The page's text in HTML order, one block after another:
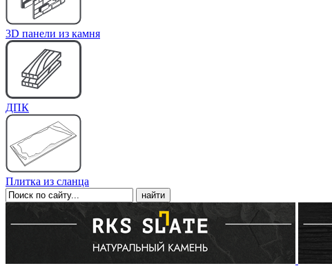
3D панели из камня
ДПК
Плитка из сланца